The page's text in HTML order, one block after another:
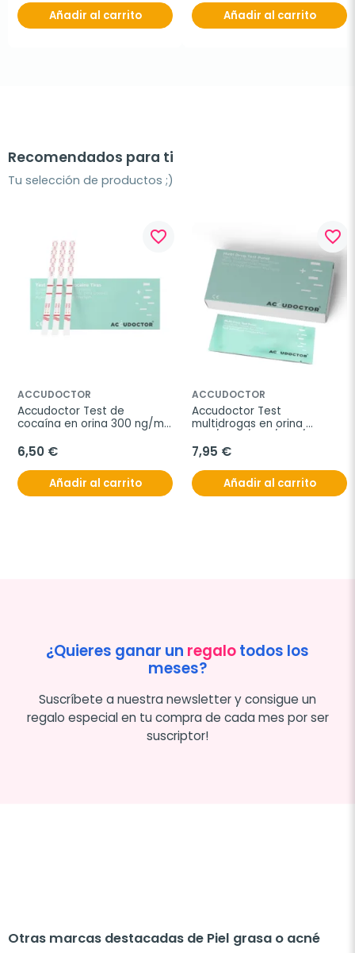
Añadir al carrito Añadir al carrito
Recomendados para ti
Tu selección de productos ;)
favorite_border
ACCUDOCTOR
Accudoctor Test de
cocaína en orina 300 ng/ml,
6,50 €
Añadir al carrito
favorite_border
ACCUDOCTOR
Accudoctor Test
multidrogas en orina
Caja 2 pruebas
7,95 €
Añadir al carrito
¿Quieres ganar un regalotodos los
meses?
Suscríbete a nuestra newsletter y consigue un
regalo especial en tu compra de cada mes por ser
suscriptor!
Otras marcas destacadas de Piel grasa o acné